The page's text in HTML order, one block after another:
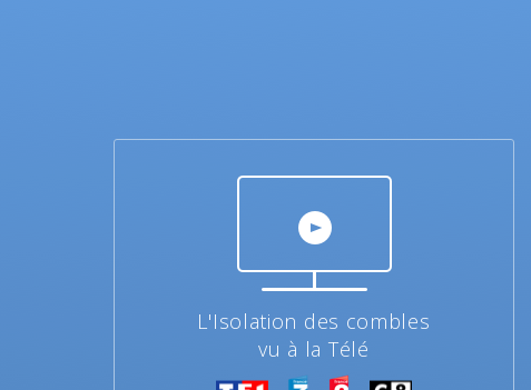
L'Isolation des combles
vu à la Télé